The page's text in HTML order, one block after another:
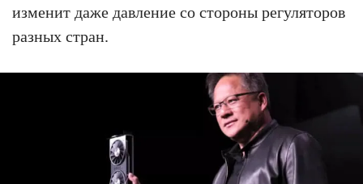
изменит даже давление со стороны регуляторов
разных стран.